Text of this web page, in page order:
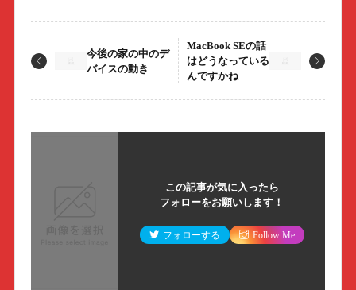
今後の家の中のデ
バイスの動き
MacBook SEの話
はどうなっている
んですかね
この記事が気に入ったら
フォローをお願いします！
フォローする Follow Me